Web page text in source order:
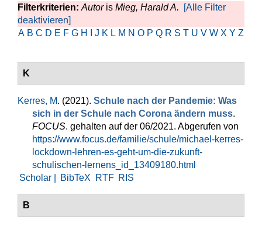
Filterkriterien: Autoris Mieg, Harald A.
[Alle Filter
deaktivieren]
A B C D E F G H J K L M N O P Q R S T U V W X Y Z
K
Kerres, M. (2021). Schule nach der Pandemie: Was
sich in der Schule nach Corona ändern muss.
FOCUS. gehalten auf der 06/2021. Abgerufen von
https://www.focus.de/familie/schule/michael-kerres-
lockdown-lehren-es-geht-um-die-zukunft-
schulischen-lernens_id_13409180.html
Scholar |
BibTeX RTF RIS
B